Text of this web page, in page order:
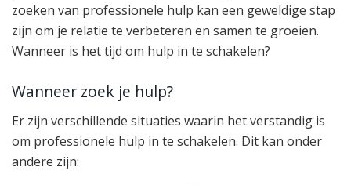
zoeken van professionele hulp kan een geweldige stap
zijn om je relatie te verbeteren en samen te groeien.
Wanneer is het tijd om hulp in te schakelen?
Wanneer zoek je hulp?
Er zijn verschillende situaties waarin het verstandig is
om professionele hulp in te schakelen. Dit kan onder
andere zijn: